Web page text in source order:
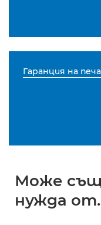
Гаранция на
Може
нужда